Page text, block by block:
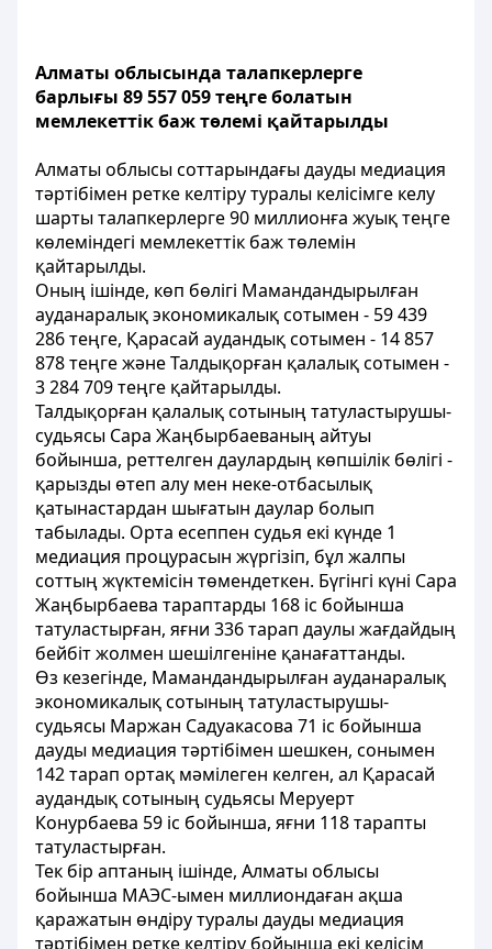
Алматы облысында талапкерлерге
барлығы 89 557 059 теңге болатын
мемлекеттік баж төлемі қайтарылды
Алматы облысы соттарындағы дауды медиация
тәртібімен ретке келтіру туралы келісімге келу
шарты талапкерлерге 90 миллионға жуық теңге
көлеміндегі мемлекеттік баж төлемін
қайтарылды.
Оның ішінде, көп бөлігі Мамандандырылған
ауданаралық экономикалық сотымен - 59 439
286 теңге, Қарасай аудандық сотымен - 14 857
878 теңге және Талдықорған қалалық сотымен -
3 284 709 теңге қайтарылды.
Талдықорған қалалық сотының татуластырушы-
судьясы Сара Жаңбырбаеваның айтуы
бойынша, реттелген даулардың көпшілік бөлігі -
қарызды өтеп алу мен неке-отбасылық
қатынастардан шығатын даулар болып
табылады. Орта есеппен судья екі күнде 1
медиация процурасын жүргізіп, бұл жалпы
соттың жүктемісін төмендеткен. Бүгінгі күні Сара
Жаңбырбаева тараптарды 168 іс бойынша
татуластырған, яғни 336 тарап даулы жағдайдың
бейбіт жолмен шешілгеніне қанағаттанды.
Өз кезегінде, Мамандандырылған ауданаралық
экономикалық сотының татуластырушы-
судьясы Маржан Садуакасова 71 іс бойынша
дауды медиация тәртібімен шешкен, сонымен
142 тарап ортақ мәмілеген келген, ал Қарасай
аудандық сотының судьясы Меруерт
Конурбаева 59 іс бойынша, яғни 118 тарапты
татуластырған.
Тек бір аптаның ішінде, Алматы облысы
бойынша МАЭС-ымен миллиондаған ақша
қаражатын өндіру туралы дауды медиация
тәртібімен ретке келтіру бойынша екі келісім